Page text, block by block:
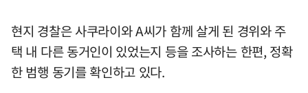
현지 경찰은 사쿠라이와 A씨가 함께 살게 된 경위와 주
택 내 다른 동거인이 있었는지 등을 조사하는 한편, 정확
한 범행 동기를 확인하고 있다.